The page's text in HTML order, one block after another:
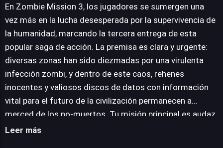
JUEGALO AHORA
En Zombie Mission 3, los jugadores se sumergen una
vez más en la lucha desesperada por la supervivencia de
la humanidad, marcando la tercera entrega de esta
popular saga de acción. La premisa es clara y urgente:
diversas zonas han sido diezmadas por una virulenta
infección zombi, y dentro de este caos, rehenes
inocentes y valiosos discos de datos con información
vital para el futuro de la civilización permanecen a
merced de los no-muertos. Tu misión principal es audaz
y peligrosa: infiltrarte en estas áreas infestadas para
Leer más